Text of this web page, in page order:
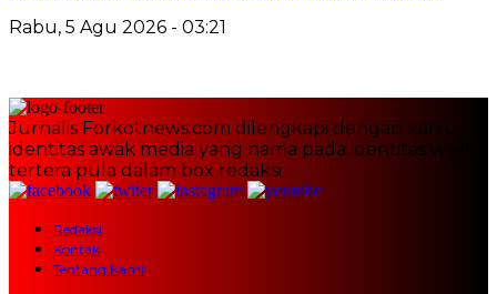
Rabu, 5 Agu 2026 - 03:21
Jurnalis Forkotnews.com dilengkapi dengan kartu
identitas awak media yang nama pada identitas wajib
tertera pula dalam box redaksi
Redaksi
Kontak
Tentang Kami